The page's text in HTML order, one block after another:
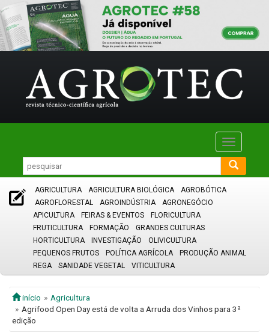
Toggle
AGRICULTURA AGRICULTURA BIOLÓGICA
AGROBÓTICA
AGROFLORESTAL
AGROINDÚSTRIA
AGRONEGÓCIO
APICULTURA
FEIRAS & EVENTOS
FLORICULTURA
FRUTICULTURA
FORMAÇÃO
GRANDES CULTURAS
HORTICULTURA
INVESTIGAÇÃO
OLIVICULTURA
PEQUENOS FRUTOS
POLÍTICA AGRÍCOLA
PRODUÇÃO ANIMAL
REGA
SANIDADE VEGETAL VITICULTURA
início
Agricultura
Agrifood Open Day está de volta a Arruda dos Vinhos para 3ª
edição